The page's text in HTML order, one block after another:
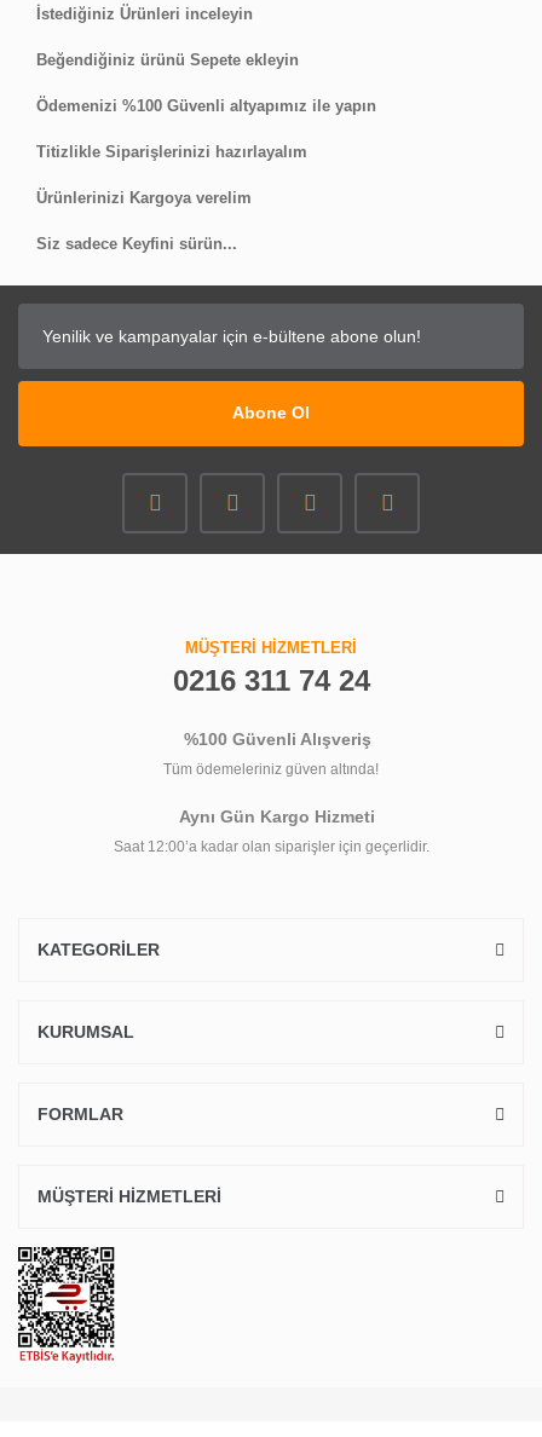
Yorum Yaz
İstediğiniz Ürünleri inceleyin
Beğendiğiniz ürünü Sepete ekleyin
Ödemenizi %100 Güvenli altyapımız ile yapın
Titizlikle Siparişlerinizi hazırlayalım
Ürünlerinizi Kargoya verelim
Siz sadece Keyfini sürün...
Abone Ol
MÜŞTERİ HİZMETLERİ
0216 311 74 24
%100 Güvenli Alışveriş
Tüm ödemeleriniz güven altında!
Aynı Gün Kargo Hizmeti
Saat 12:00’a kadar olan siparişler için geçerlidir.
KATEGORİLER
KURUMSAL
FORMLAR
MÜŞTERİ HİZMETLERİ